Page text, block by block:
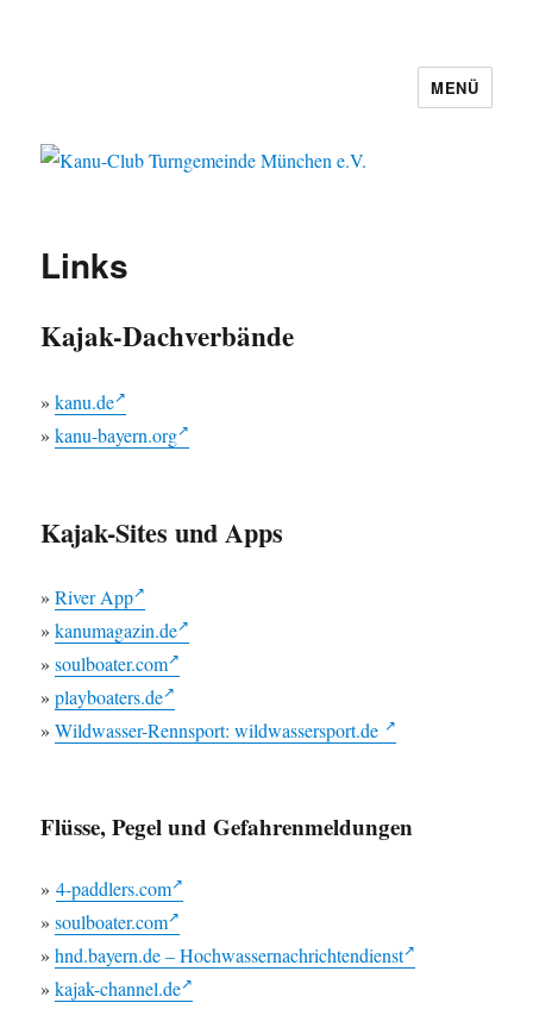
Kanu-Club Turngemeinde München
e.V.
MENÜ
Links
Kajak-Dachverbände
»kanu.de
»kanu-bayern.org
Kajak-Sites und Apps
»River App
»kanumagazin.de
»soulboater.com
»playboaters.de
»Wildwasser-Rennsport: wildwassersport.de
Flüsse, Pegel und Gefahrenmeldungen
»4-paddlers.com
»soulboater.com
»hnd.bayern.de – Hochwassernachrichtendienst
»kajak-channel.de